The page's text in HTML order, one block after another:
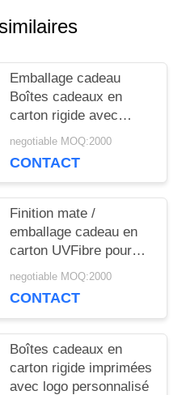
Emballage cadeau
Boîtes cadeaux en
carton rigide avec
procédé de colle /
Matt
negotiable MOQ:2000
CONTACT
Finition mate /
emballage cadeau en
carton UVFibre pour
emballage écologique
negotiable MOQ:2000
CONTACT
Boîtes cadeaux en
carton rigide imprimées
avec logo personnalisé